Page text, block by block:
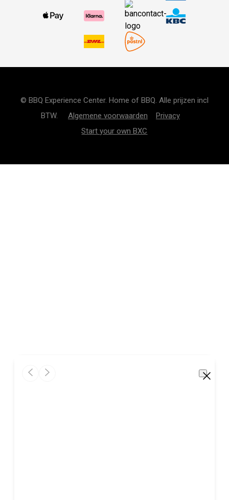
© BBQ Experience Center. Home of BBQ. Alle prijzen incl
BTW. Algemene voorwaarden
Privacy
Start your own BXC